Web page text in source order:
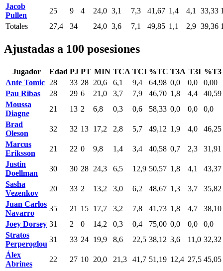
Jacob
Pullen
25 9 4 24,0 3,1 7,3 41,67 1,4 4,1 33,33
Totales
27,4 34 24,0 3,6 7,1 49,85 1,1 2,9 39,36
Ajustadas a 100 posesiones
Jugador Edad PJ PT MIN TCA TCI %TC T3A T3I %T3
Ante Tomic 28 33 28 20,6 6,1 9,4 64,98 0,0 0,0
0,00
Pau Ribas
28 29 6 21,0 3,7 7,9 46,70 1,8 4,4
40,59
Moussa
Diagne
21 13 2 6,8 0,3 0,6 58,33 0,0 0,0
0,0
Brad
Oleson
32 32 13 17,2 2,8 5,7 49,12 1,9 4,0
46,25
Marcus
Eriksson
21 22 0 9,8 1,4 3,4 40,58 0,7 2,3
31,91
Justin
Doellman
30 30 28 24,3 6,5 12,9 50,57 1,8 4,1
43,37
Sasha
Vezenkov
20 33 2 13,2 3,0 6,2 48,67 1,3 3,7
35,82
Juan Carlos
Navarro
35 21 15 17,7 3,2 7,8 41,73 1,8 4,7
38,10
Joey Dorsey 31 2 0 14,2 0,3 0,4 75,00 0,0 0,0
0,0
Stratos
Perperoglou
31 33 24 19,9 8,6 22,5 38,12 3,6 11,0 32,32
Álex
Abrines
22 27 10 20,0 21,3 41,7 51,19 12,4 27,5 45,05